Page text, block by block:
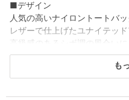
■デザイン
人気の高いナイロントートバ
レザーで仕上げたユナイテッド
が入ることにこだわり、大人
間にも仕切りを配置し機能面
も